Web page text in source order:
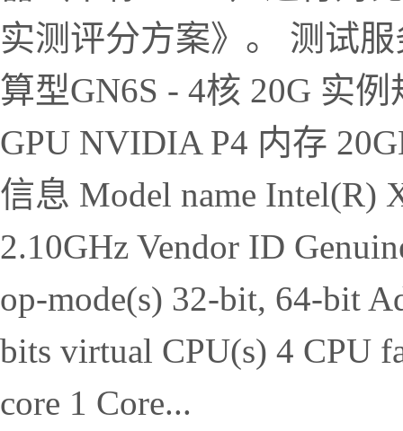
实测评分方案》。 测试
算型GN6S - 4核 20G 实
GPU NVIDIA P4 内存
信息 Model name Intel(R)
2.10GHz Vendor ID
op-mode(s) 32-bit, 64-bit
bits virtual CPU(s) 4 CPU
core 1 Core...